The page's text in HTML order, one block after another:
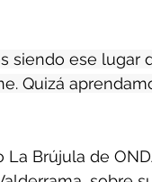
siendo ese lugar
Quizá
Brújula de